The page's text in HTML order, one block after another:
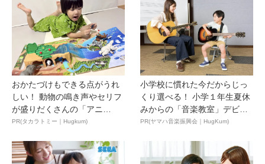
おかたづけもできる点がうれ
しい！ 動物の鳴き声やセリフ
が盛りだくさんの「アニ
ア ...
PR(タカラトミー｜Hugkum)
小学校に慣れた今だからじっ
くり選べる！ 小学１年生夏休
みからの「音楽教室」デビ
ュ...
PR(ヤマハ音楽振興会｜HugKum)